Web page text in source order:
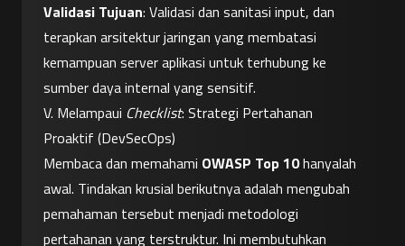
Validasi Tujuan: Validasi dan sanitasi input, dan
terapkan arsitektur jaringan yang membatasi
kemampuan server aplikasi untuk terhubung ke
sumber daya internal yang sensitif.
V. Melampaui Checklist: Strategi Pertahanan
Proaktif (DevSecOps)
Membaca dan memahami OWASP Top 10 hanyalah
awal. Tindakan krusial berikutnya adalah mengubah
pemahaman tersebut menjadi metodologi
pertahanan yang terstruktur. Ini membutuhkan